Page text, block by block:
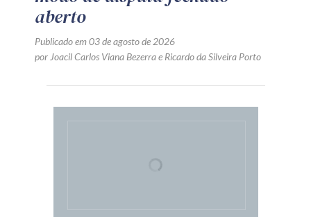
aberto
Publicado em 03 de agosto de 2026
por Joacil Carlos Viana Bezerrae Ricardo da Silveira Porto